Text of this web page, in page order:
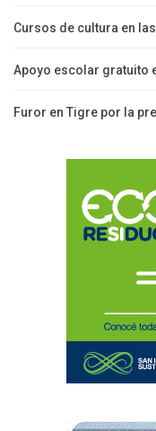
Cursos de cultura en
Apoyo escolar gratuito
Furor en Tigre por la